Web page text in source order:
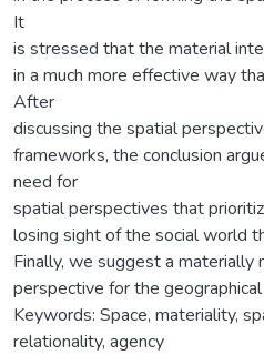
It
is stressed that the material
in a much more effective way
After
discussing the spatial
frameworks, the conclusion
need for
spatial perspectives that
losing sight of the social world
Finally, we suggest a materially
perspective for the geographical
Keywords: Space, materiality,
relationality, agency